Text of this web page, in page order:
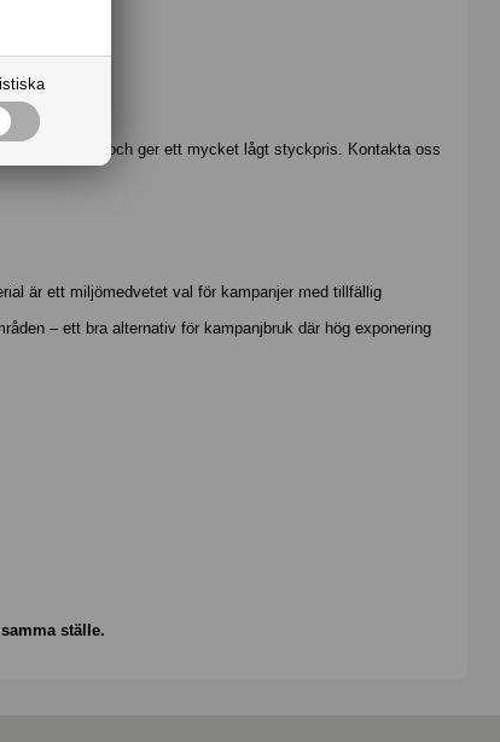
upplagor och ger ett mycket lågt styckpris. Kontakta oss
är ett miljömedvetet val för kampanjer med tillfällig
– ett bra alternativ för kampanjbruk där hög exponering
ställe.